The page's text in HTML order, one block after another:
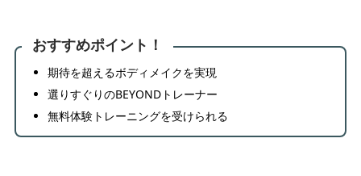
おすすめポイント！
期待を超えるボディメイクを実現
選りすぐりのBEYONDトレーナー
無料体験トレーニングを受けられる